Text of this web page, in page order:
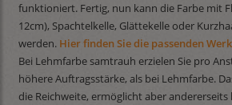
funktioniert. Fertig, nun kann die Farbe mit
12cm), Spachtelkelle, Glättekelle oder
werden. Hier finden Sie die passenden
Bei Lehmfarbe samtrauh erzielen Sie pro
höhere Auftragsstärke, als bei Lehmfarbe.
die Reichweite, ermöglicht aber andererseits